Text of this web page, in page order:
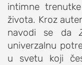
intimne
života. Kroz
navodi se da
univerzalnu
u svetu koji